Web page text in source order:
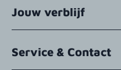
Jouw verblijf
Service & Contact